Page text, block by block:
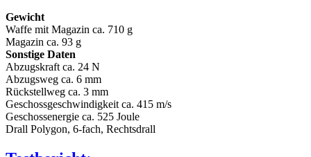
Gewicht
Waffe mit Magazin ca. 710 g
Magazin ca. 93 g
Sonstige Daten
Abzugskraft ca. 24 N
Abzugsweg ca. 6 mm
Rückstellweg ca. 3 mm
Geschossgeschwindigkeit ca. 415 m/s
Geschossenergie ca. 525 Joule
Drall Polygon, 6-fach, Rechtsdrall